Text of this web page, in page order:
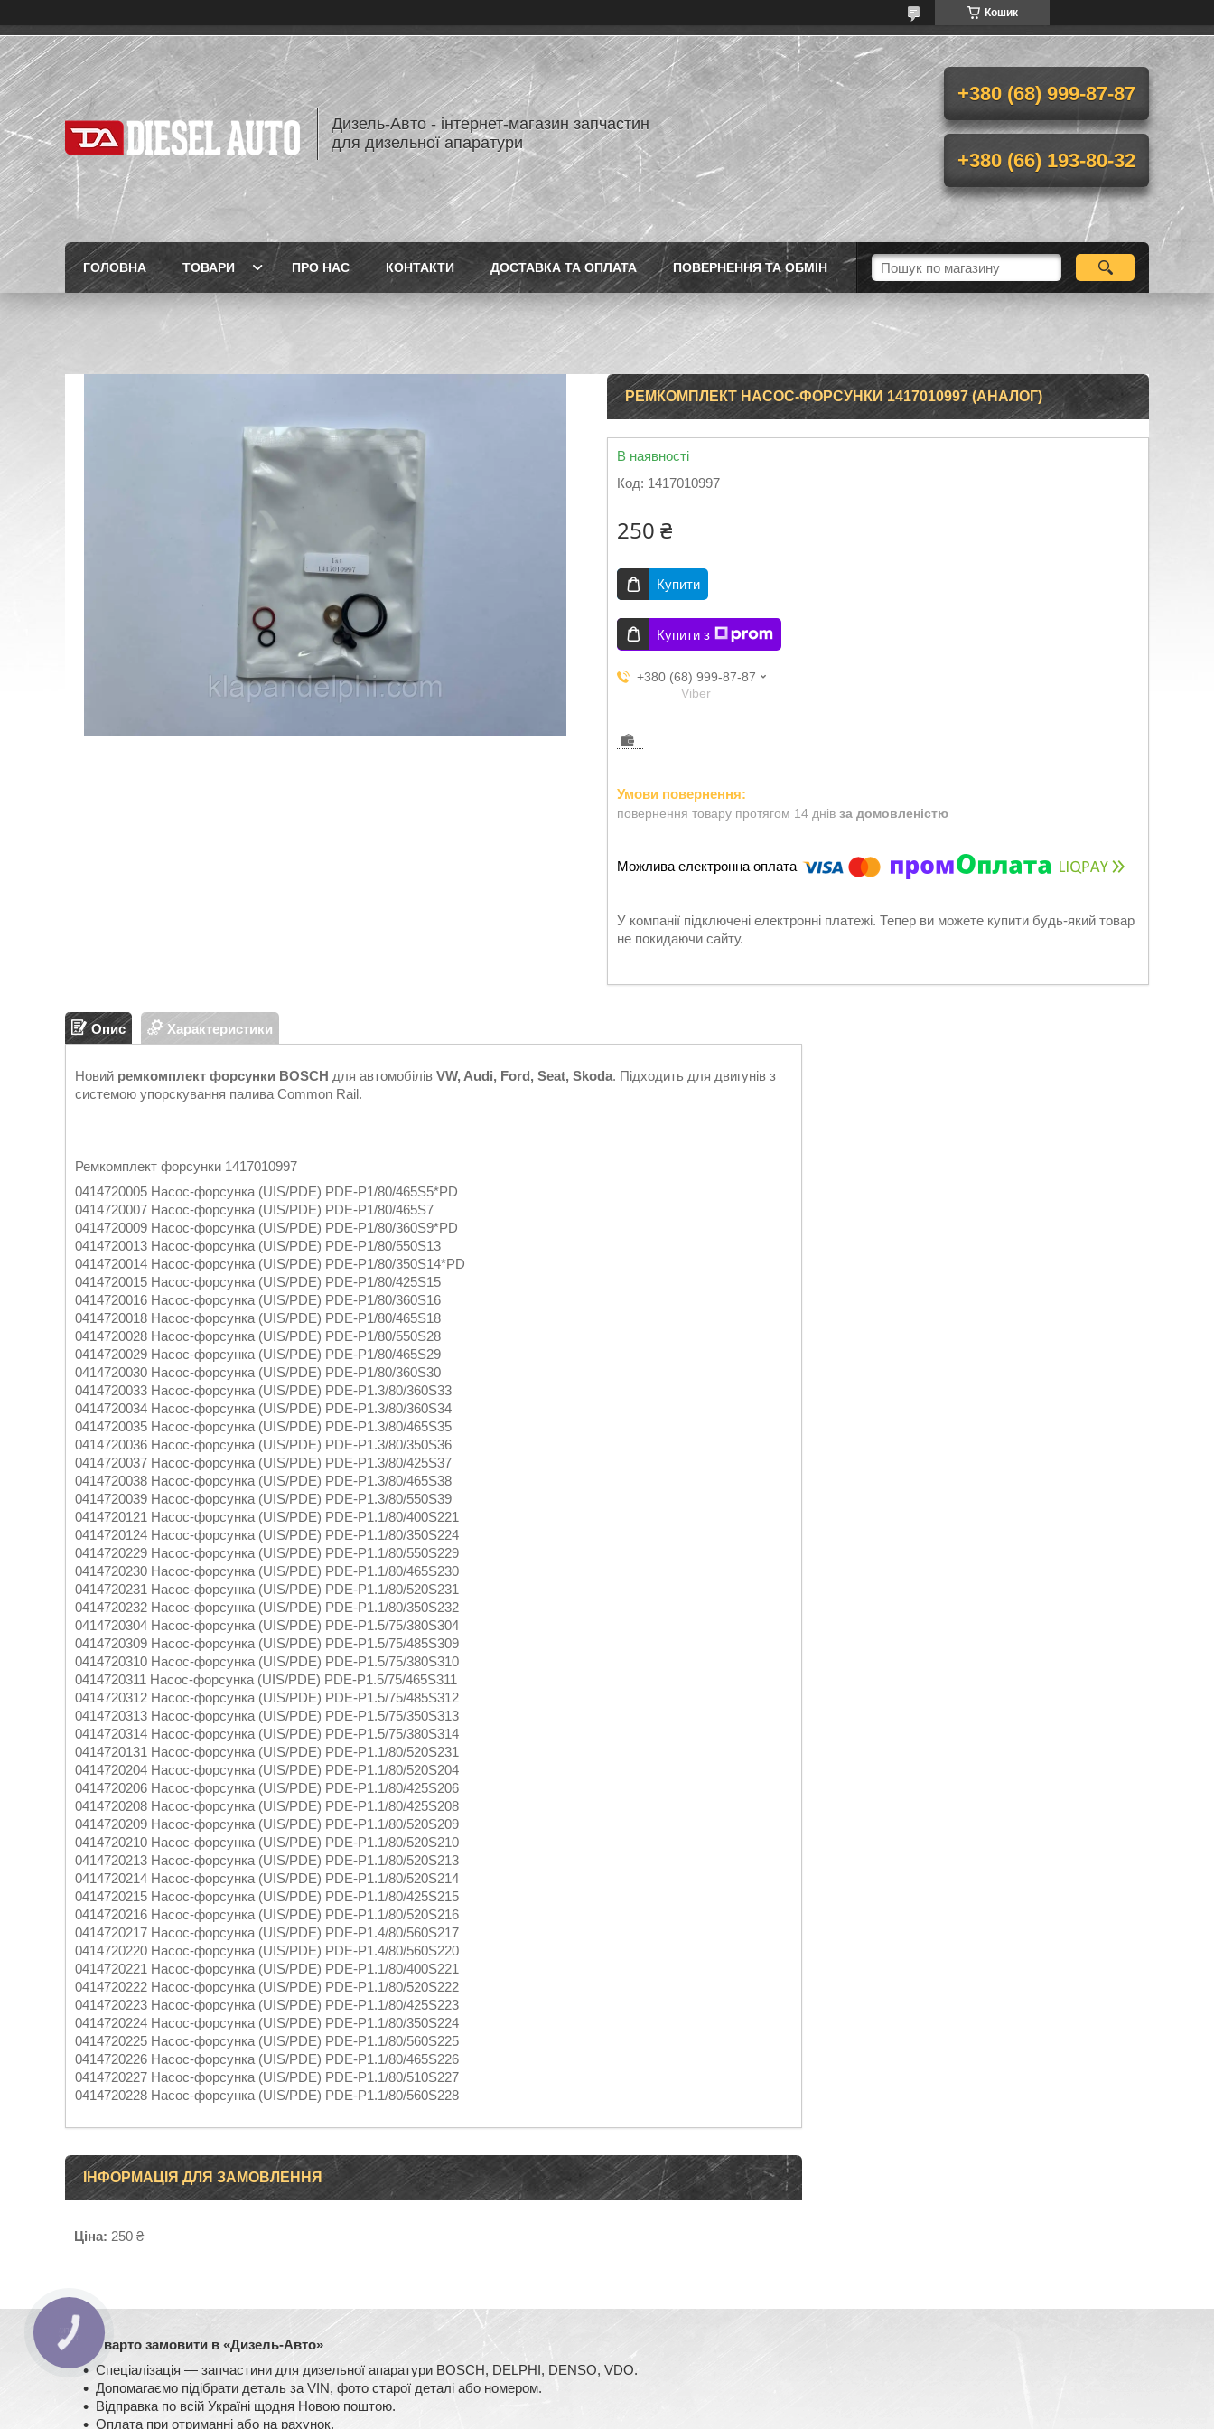
Кошик
Дизель-Авто - інтернет-магазин запчастин
для дизельної апаратури
+380 (68) 999-87-87
+380 (66) 193-80-32
ГОЛОВНА ТОВАРИ ПРО НАС КОНТАКТИ ДОСТАВКА ТА ОПЛАТА ПОВЕРНЕННЯ ТА ОБМІН
РЕМКОМПЛЕКТ НАСОС-ФОРСУНКИ 1417010997 (АНАЛОГ)
В наявності
Код: 1417010997
250 ₴
Купити
Купити з
+380 (68) 999-87-87
Viber
повернення товару протягом 14 днів за домовленістю
У компанії підключені електронні платежі. Тепер ви можете купити будь-який товар
не покидаючи сайту.
Опис Характеристики
Новий ремкомплект форсунки BOSCH для автомобілів VW, Audi, Ford, Seat, Skoda. Підходить для двигунів з
системою упорскування палива Common Rail.
Ремкомплект форсунки 1417010997
0414720005 Насос-форсунка (UIS/PDE) PDE-P1/80/465S5*PD
0414720007 Насос-форсунка (UIS/PDE) PDE-P1/80/465S7
0414720009 Насос-форсунка (UIS/PDE) PDE-P1/80/360S9*PD
0414720013 Насос-форсунка (UIS/PDE) PDE-P1/80/550S13
0414720014 Насос-форсунка (UIS/PDE) PDE-P1/80/350S14*PD
0414720015 Насос-форсунка (UIS/PDE) PDE-P1/80/425S15
0414720016 Насос-форсунка (UIS/PDE) PDE-P1/80/360S16
0414720018 Насос-форсунка (UIS/PDE) PDE-P1/80/465S18
0414720028 Насос-форсунка (UIS/PDE) PDE-P1/80/550S28
0414720029 Насос-форсунка (UIS/PDE) PDE-P1/80/465S29
0414720030 Насос-форсунка (UIS/PDE) PDE-P1/80/360S30
0414720033 Насос-форсунка (UIS/PDE) PDE-P1.3/80/360S33
0414720034 Насос-форсунка (UIS/PDE) PDE-P1.3/80/360S34
0414720035 Насос-форсунка (UIS/PDE) PDE-P1.3/80/465S35
0414720036 Насос-форсунка (UIS/PDE) PDE-P1.3/80/350S36
0414720037 Насос-форсунка (UIS/PDE) PDE-P1.3/80/425S37
0414720038 Насос-форсунка (UIS/PDE) PDE-P1.3/80/465S38
0414720039 Насос-форсунка (UIS/PDE) PDE-P1.3/80/550S39
0414720121 Насос-форсунка (UIS/PDE) PDE-P1.1/80/400S221
0414720124 Насос-форсунка (UIS/PDE) PDE-P1.1/80/350S224
0414720229 Насос-форсунка (UIS/PDE) PDE-P1.1/80/550S229
0414720230 Насос-форсунка (UIS/PDE) PDE-P1.1/80/465S230
0414720231 Насос-форсунка (UIS/PDE) PDE-P1.1/80/520S231
0414720232 Насос-форсунка (UIS/PDE) PDE-P1.1/80/350S232
0414720304 Насос-форсунка (UIS/PDE) PDE-P1.5/75/380S304
0414720309 Насос-форсунка (UIS/PDE) PDE-P1.5/75/485S309
0414720310 Насос-форсунка (UIS/PDE) PDE-P1.5/75/380S310
0414720311 Насос-форсунка (UIS/PDE) PDE-P1.5/75/465S311
0414720312 Насос-форсунка (UIS/PDE) PDE-P1.5/75/485S312
0414720313 Насос-форсунка (UIS/PDE) PDE-P1.5/75/350S313
0414720314 Насос-форсунка (UIS/PDE) PDE-P1.5/75/380S314
0414720131 Насос-форсунка (UIS/PDE) PDE-P1.1/80/520S231
0414720204 Насос-форсунка (UIS/PDE) PDE-P1.1/80/520S204
0414720206 Насос-форсунка (UIS/PDE) PDE-P1.1/80/425S206
0414720208 Насос-форсунка (UIS/PDE) PDE-P1.1/80/425S208
0414720209 Насос-форсунка (UIS/PDE) PDE-P1.1/80/520S209
0414720210 Насос-форсунка (UIS/PDE) PDE-P1.1/80/520S210
0414720213 Насос-форсунка (UIS/PDE) PDE-P1.1/80/520S213
0414720214 Насос-форсунка (UIS/PDE) PDE-P1.1/80/520S214
0414720215 Насос-форсунка (UIS/PDE) PDE-P1.1/80/425S215
0414720216 Насос-форсунка (UIS/PDE) PDE-P1.1/80/520S216
0414720217 Насос-форсунка (UIS/PDE) PDE-P1.4/80/560S217
0414720220 Насос-форсунка (UIS/PDE) PDE-P1.4/80/560S220
0414720221 Насос-форсунка (UIS/PDE) PDE-P1.1/80/400S221
0414720222 Насос-форсунка (UIS/PDE) PDE-P1.1/80/520S222
0414720223 Насос-форсунка (UIS/PDE) PDE-P1.1/80/425S223
0414720224 Насос-форсунка (UIS/PDE) PDE-P1.1/80/350S224
0414720225 Насос-форсунка (UIS/PDE) PDE-P1.1/80/560S225
0414720226 Насос-форсунка (UIS/PDE) PDE-P1.1/80/465S226
0414720227 Насос-форсунка (UIS/PDE) PDE-P1.1/80/510S227
0414720228 Насос-форсунка (UIS/PDE) PDE-P1.1/80/560S228
ІНФОРМАЦІЯ ДЛЯ ЗАМОВЛЕННЯ
Ціна: 250 ₴
Чому варто замовити в «Дизель-Авто»
Спеціалізація — запчастини для дизельної апаратури BOSCH, DELPHI, DENSO, VDO.
Допомагаємо підібрати деталь за VIN, фото старої деталі або номером.
Відправка по всій Україні щодня Новою поштою.
Оплата при отриманні або на рахунок.